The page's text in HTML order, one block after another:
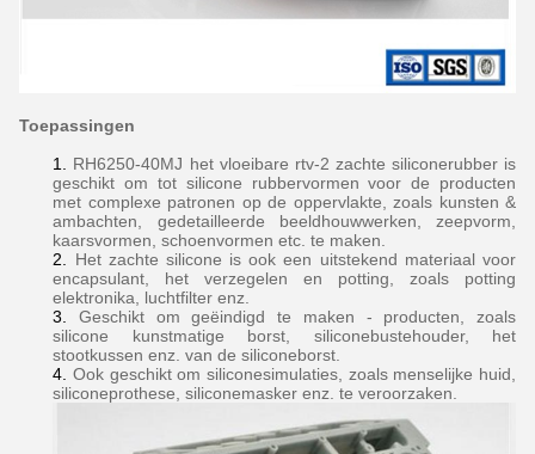
Toepassingen
1. RH6250-40MJ het vloeibare rtv-2 zachte siliconerubber is
geschikt om tot silicone rubbervormen voor de producten
met complexe patronen op de oppervlakte, zoals kunsten &
ambachten, gedetailleerde beeldhouwwerken, zeepvorm,
kaarsvormen, schoenvormen etc. te maken.
2. Het zachte silicone is ook een uitstekend materiaal voor
encapsulant, het verzegelen en potting, zoals potting
elektronika, luchtfilter enz.
3.Geschikt om geëindigd te maken - producten, zoals
silicone kunstmatige borst, siliconebustehouder, het
stootkussen enz. van de siliconeborst.
4. Ook geschikt om siliconesimulaties, zoals menselijke huid,
siliconeprothese, siliconemasker enz. te veroorzaken.